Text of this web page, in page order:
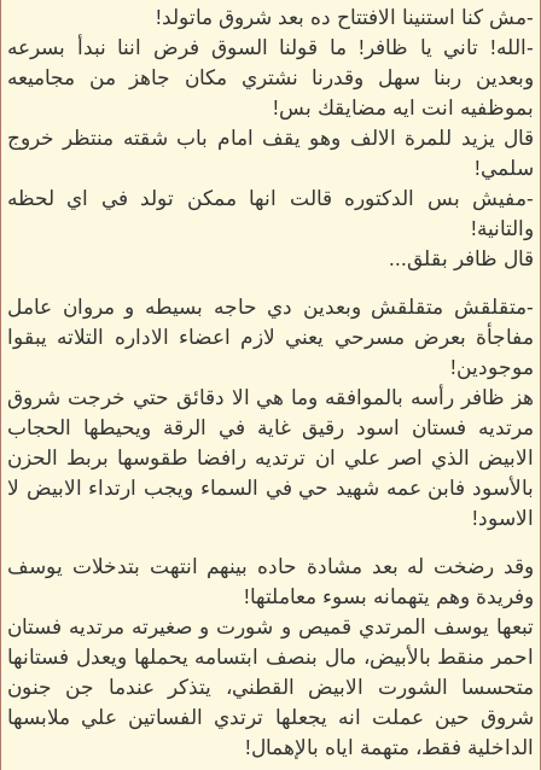
-مش كنا استنينا الافتتاح ده بعد شروق ماتولد!
-الله! تاني يا ظافر! ما قولنا السوق فرض اننا نبدأ بسرعه
وبعدين ربنا سهل وقدرنا نشتري مكان جاهز من مجاميعه
بموظفيه انت ايه مضايقك بس!
قال يزيد للمرة الالف وهو يقف امام باب شقته منتظر خروج
سلمي!
-مفيش بس الدكتوره قالت انها ممكن تولد في اي لحظه
والتانية!
قال ظافر بقلق...
-متقلقش متقلقش وبعدين دي حاجه بسيطه و مروان عامل
مفاجأة بعرض مسرحي يعني لازم اعضاء الاداره التلاته يبقوا
موجودين!
هز ظافر رأسه بالموافقه وما هي الا دقائق حتي خرجت شروق
مرتديه فستان اسود رقيق غاية في الرقة ويحيطها الحجاب
الابيض الذي اصر علي ان ترتديه رافضا طقوسها بربط الحزن
بالأسود فابن عمه شهيد حي في السماء ويجب ارتداء الابيض لا
الاسود!
وقد رضخت له بعد مشادة حاده بينهم انتهت بتدخلات يوسف
وفريدة وهم يتهمانه بسوء معاملتها!
تبعها يوسف المرتدي قميص و شورت و صغيرته مرتديه فستان
احمر منقط بالأبيض، مال بنصف ابتسامه يحملها ويعدل فستانها
متحسسا الشورت الابيض القطني، يتذكر عندما جن جنون
شروق حين عملت انه يجعلها ترتدي الفساتين علي ملابسها
الداخلية فقط، متهمة اياه بالإهمال!